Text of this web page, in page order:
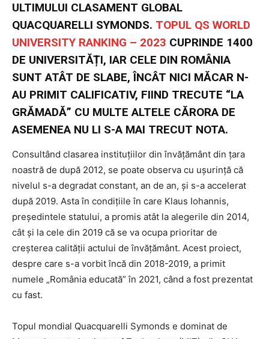
ULTIMULUI CLASAMENT GLOBAL
QUACQUARELLI SYMONDS. TOPUL QS WORLD
UNIVERSITY RANKING – 2023 CUPRINDE 1400
DE UNIVERSITĂȚI, IAR CELE DIN ROMÂNIA
SUNT ATÂT DE SLABE, ÎNCÂT NICI MĂCAR N-
AU PRIMIT CALIFICATIV, FIIND TRECUTE “LA
GRĂMADĂ” CU MULTE ALTELE CĂRORA DE
ASEMENEA NU LI S-A MAI TRECUT NOTA.
Consultând clasarea instituțiilor din învățământ din țara
noastră de după 2012, se poate observa cu ușurință că
nivelul s-a degradat constant, an de an, și s-a accelerat
după 2019. Asta în condițiile în care Klaus Iohannis,
președintele statului, a promis atât la alegerile din 2014,
cât și la cele din 2019 că se va ocupa prioritar de
creșterea calității actului de învățământ. Acest proiect,
despre care s-a vorbit încă din 2018-2019, a primit
numele „România educată” în 2021, când a fost prezentat
cu fast.
Topul mondial Quacquarelli Symonds e dominat de